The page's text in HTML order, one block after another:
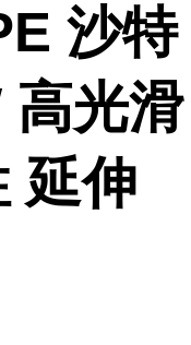
沙特
光滑
延伸